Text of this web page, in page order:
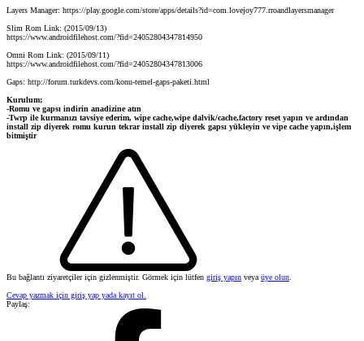
Layers Manager: https://play.google.com/store/apps/details?id=com.lovejoy777.rroandlayersmanager
Slim Rom Link: (2015/09/13)
https://www.androidfilehost.com/?fid=24052804347814950
Omni Rom Link: (2015/09/11)
https://www.androidfilehost.com/?fid=24052804347813006
Gaps: http://forum.turkdevs.com/konu-temel-gaps-paketi.html
Kurulum;
-Romu ve gapsı indirin anadizine atın
-Twrp ile kurmanızı tavsiye ederim, wipe cache,wipe dalvik/cache,factory reset yapın ve ardından
install zip diyerek romu kurun tekrar install zip diyerek gapsı yükleyin ve vipe cache yapın,işlem
bitmiştir
Bu bağlantı ziyaretçiler için gizlenmiştir. Görmek için lütfen giriş yapın veya üye olun
Cevap yazmak için giriş yap yada kayıt ol.
Paylaş: